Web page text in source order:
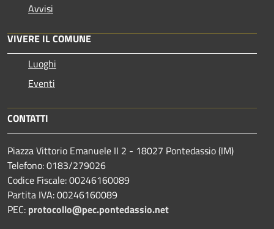
Avvisi
VIVERE IL COMUNE
Luoghi
Eventi
CONTATTI
Piazza Vittorio Emanuele II 2 - 18027 Pontedassio (IM)
Telefono: 0183/279026
Codice Fiscale: 00246160089
Partita IVA: 00246160089
PEC: protocollo@pec.pontedassio.net